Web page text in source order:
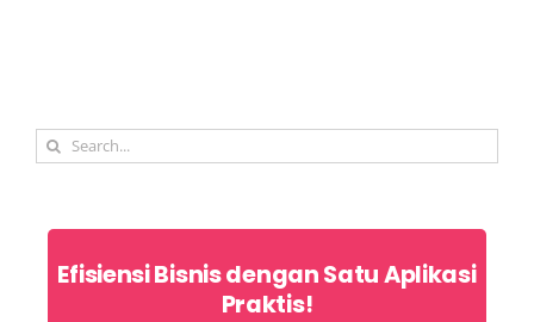
Search
Efisiensi Bisnis dengan Satu Aplikasi
Praktis!